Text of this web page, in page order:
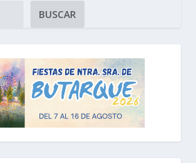
BUSCAR